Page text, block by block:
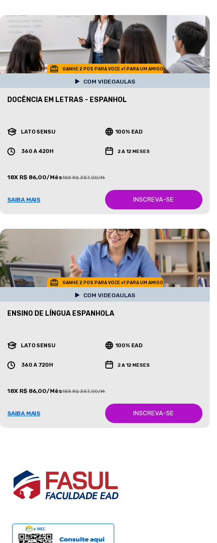
GANHE 2 POS PARA VOCE +1 PARA UM AMIGO
COM VIDEOAULAS
DOCÊNCIA EM LETRAS - ESPANHOL
LATO SENSU 100% EAD
360 A 420H 2 A 12 MESES
18X R$ 86,00/Mês18X R$ 387,00/Mês
SAIBA MAIS INSCREVA-SE
GANHE 2 POS PARA VOCE +1 PARA UM AMIGO
COM VIDEOAULAS
ENSINO DE LÍNGUA ESPANHOLA
LATO SENSU 100% EAD
360 A 720H 2 A 12 MESES
18X R$ 86,00/Mês18X R$ 387,00/Mês
SAIBA MAIS INSCREVA-SE